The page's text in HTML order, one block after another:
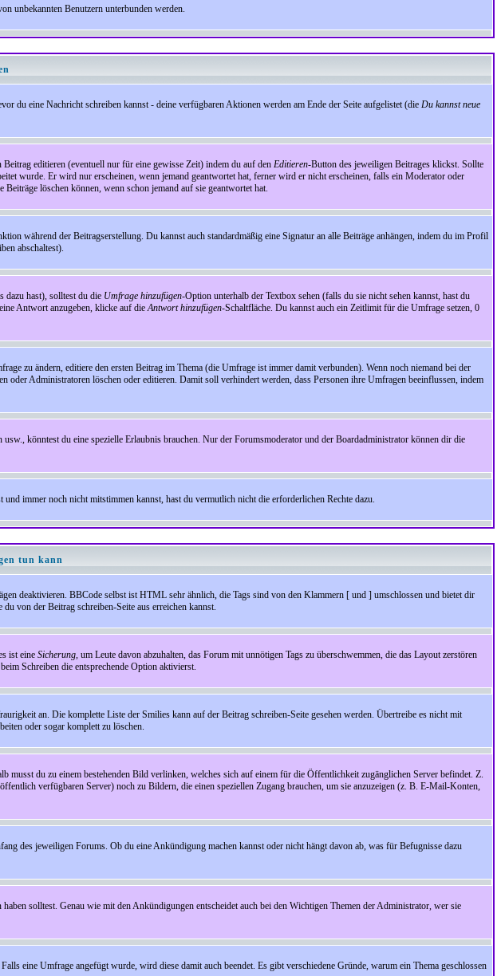
unbekannten Benutzern unterbunden werden.
du eine Nachricht schreiben kannst - deine verfügbaren Aktionen werden am Ende der Seite aufgelistet (die Du kannst neue
editieren (eventuell nur für eine gewisse Zeit) indem du auf den Editieren-Button des jeweiligen Beitrages klickst. Sollte
wurde. Er wird nur erscheinen, wenn jemand geantwortet hat, ferner wird er nicht erscheinen, falls ein Moderator oder
löschen können, wenn schon jemand auf sie geantwortet hat.
während der Beitragserstellung. Du kannst auch standardmäßig eine Signatur an alle Beiträge anhängen, indem du im Profil
abschaltest).
dazu hast), solltest du die Umfrage hinzufügen-Option unterhalb der Textbox sehen (falls du sie nicht sehen kannst, hast du
Antwort anzugeben, klicke auf dieAntwort hinzufügen-Schaltfläche. Du kannst auch ein Zeitlimit für die Umfrage setzen, 0
zu ändern, editiere den ersten Beitrag im Thema (die Umfrage ist immer damit verbunden). Wenn noch niemand bei der
Administratoren löschen oder editieren. Damit soll verhindert werden, dass Personen ihre Umfragen beeinflussen, indem
könntest du eine spezielle Erlaubnis brauchen. Nur der Forumsmoderator und der Boardadministrator können dir die
immer noch nicht mitstimmen kannst, hast du vermutlich nicht die erforderlichen Rechte dazu.
tun kann
deaktivieren. BBCode selbst ist HTML sehr ähnlich, die Tags sind von den Klammern [ und ] umschlossen und bietet dir
von der Beitrag schreiben-Seite aus erreichen kannst.
ist eine Sicherung, um Leute davon abzuhalten, das Forum mit unnötigen Tags zu überschwemmen, die das Layout zerstören
Schreiben die entsprechende Option aktivierst.
an. Die komplette Liste der Smilies kann auf der Beitrag schreiben-Seite gesehen werden. Übertreibe es nicht mit
oder sogar komplett zu löschen.
du zu einem bestehenden Bild verlinken, welches sich auf einem für die Öffentlichkeit zugänglichen Server befindet. Z.
verfügbaren Server) noch zu Bildern, die einen speziellen Zugang brauchen, um sie anzuzeigen (z. B. E-Mail-Konten,
des jeweiligen Forums. Ob du eine Ankündigung machen kannst oder nicht hängt davon ab, was für Befugnisse dazu
solltest. Genau wie mit den Ankündigungen entscheidet auch bei den Wichtigen Themen der Administrator, wer sie
eine Umfrage angefügt wurde, wird diese damit auch beendet. Es gibt verschiedene Gründe, warum ein Thema geschlossen